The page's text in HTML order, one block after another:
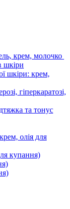
крем, молочко
шкіри
шкіри: крем,
гіперкаратозі,
та тонус
олія для
купання)